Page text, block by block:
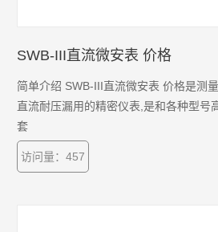
SWB-III直流微安表 价格
简单介绍 SWB-III直流微安表 价格是测
直流耐压漏用的精密仪表,是和各种型号
套
访问量：457